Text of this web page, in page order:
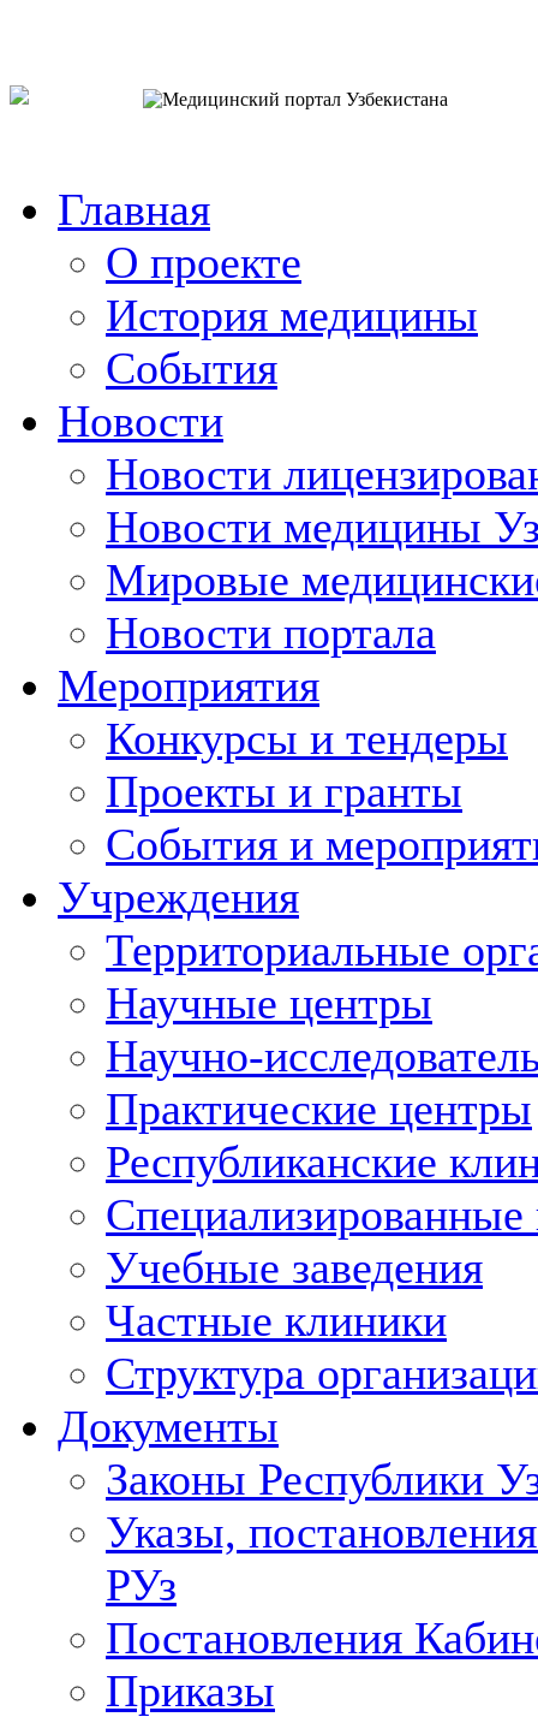
Главная
О проекте
История медицины
События
Новости
Новости
Новости медицины
Мировые
Новости портала
Мероприятия
Конкурсы и тендеры
Проекты и гранты
События и
Учреждения
Территориальные
Научные центры
Научно-
Практические центры
Республиканские
Учебные заведения
Частные клиники
Структура
Документы
Законы Республики
Указы,
РУз
Постановления
Приказы